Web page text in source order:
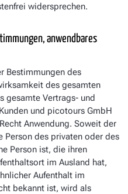
widersprechen.
anwendbares
Bestimmungen des
des gesamten
gesamte Vertrags- und
und picotours GmbH
Anwendung. Soweit der
Person des privaten oder des
Person ist, die ihren
im Ausland hat,
Aufenthalt im
bekannt ist, wird als